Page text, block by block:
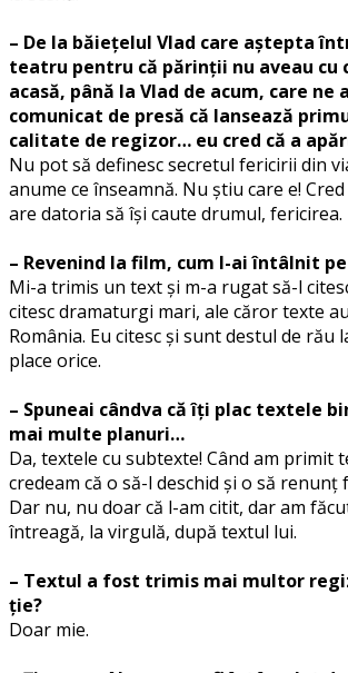
– De la băiețelul Vlad care aștepta
teatru pentru că părinții nu aveau cu
acasă, până la Vlad de acum, care ne
comunicat de presă că lansează
calitate de regizor… eu cred că a
Nu pot să definesc secretul fericirii din
anume ce înseamnă. Nu știu care e!
are datoria să își caute drumul, fericirea.
– Revenind la film, cum l-ai întâlnit pe
Mi-a trimis un text și m-a rugat să-l
citesc dramaturgi mari, ale căror texte
România. Eu citesc și sunt destul de rău
place orice.
– Spuneai cândva că îți plac textele
mai multe planuri…
Da, textele cu subtexte! Când am primit
credeam că o să-l deschid și o să renunț
Dar nu, nu doar că l-am citit, dar am
întreagă, la virgulă, după textul lui.
– Textul a fost trimis mai multor
ție?
Doar mie.